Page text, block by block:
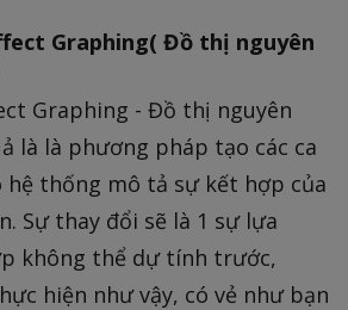
Graphing( Đồ thị nguyên
Graphing - Đồ thị nguyên
là là phương pháp tạo các ca
hệ thống mô tả sự kết hợp của
Sự thay đổi sẽ là 1 sự lựa
không thể dự tính trước,
hiện như vậy, có vẻ như bạn